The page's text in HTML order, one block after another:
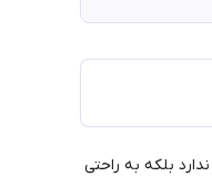
مجزا ندارد بلکه به راحتی